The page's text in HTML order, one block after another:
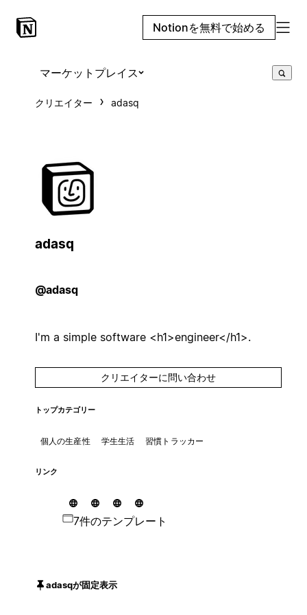
Notionを無料で始める
マーケットプレイス
クリエイター adasq
adasq
@adasq
I'm a simple software <h1>engineer</h1>.
クリエイターに問い合わせ
トップカテゴリー
個人の生産性 学生生活 習慣トラッカー
リンク
7件のテンプレート
adasqが固定表示